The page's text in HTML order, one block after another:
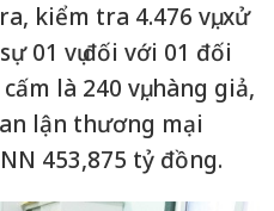
kiểm tra 4.476 vụ, xử
01 vụ đối với 01 đối
là 240 vụ, hàng giả,
lận thương mại
453,875 tỷ đồng.